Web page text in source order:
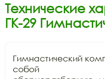
Технические
ГК-29
Гимнастический
собой